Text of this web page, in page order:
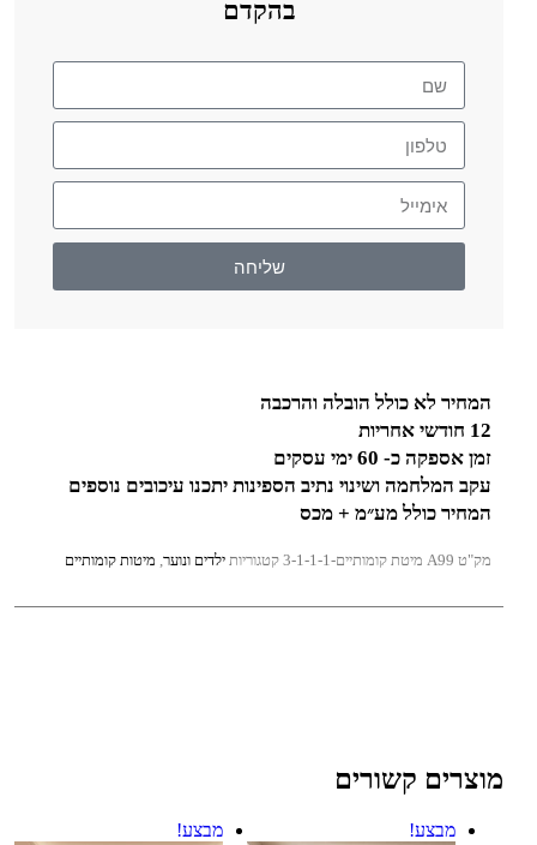
בהקדם
שליחה
מוצרים קשורים
מבצע! מבצע!
המחיר לא כולל הובלה והרכבה
12 חודשי אחריות
זמן אספקה כ- 60 ימי עסקים
עקב המלחמה ושינוי נתיב הספינות יתכנו עיכובים נוספים
המחיר כולל מע״מ + מכס
מק"טA99 מיטת קומותיים-3-1-1-1 קטגוריות ילדים ונוער,מיטות קומותיים